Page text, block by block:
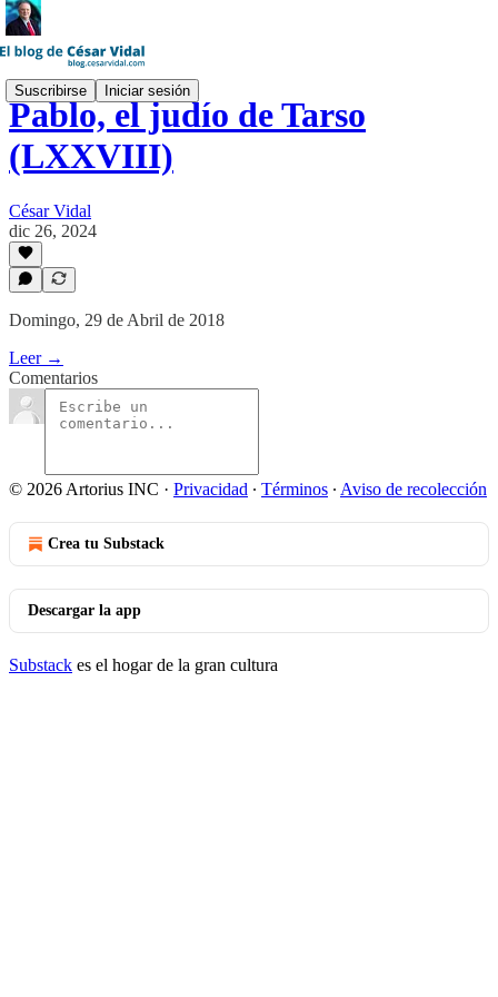
Suscribirse Iniciar sesión
Pablo, el judío de Tarso
(LXXVIII)
César Vidal
dic 26, 2024
Domingo, 29 de Abril de 2018
Leer →
Comentarios
© 2026 Artorius INC · Privacidad ∙ Términos ∙ Aviso de recolección
Crea tu Substack
Descargar la app
Substack es el hogar de la gran cultura